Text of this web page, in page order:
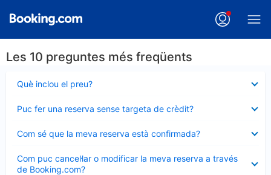
Les 10 preguntes més freqüents
Què inclou el preu?
tancat
Puc fer una reserva sense targeta de crèdit?
tancat
Com sé que la meva reserva està confirmada?
tancat
Com puc cancel·lar o modificar la meva reserva a través
de Booking.com?
tancat